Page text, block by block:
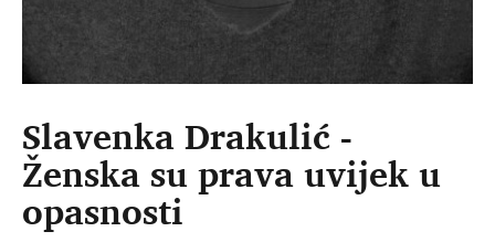
Slavenka Drakulić -
Ženska su prava uvijek u
opasnosti